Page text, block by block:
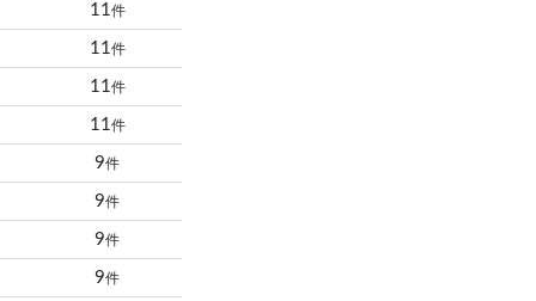
11件
11件
11件
11件
9件
9件
9件
9件